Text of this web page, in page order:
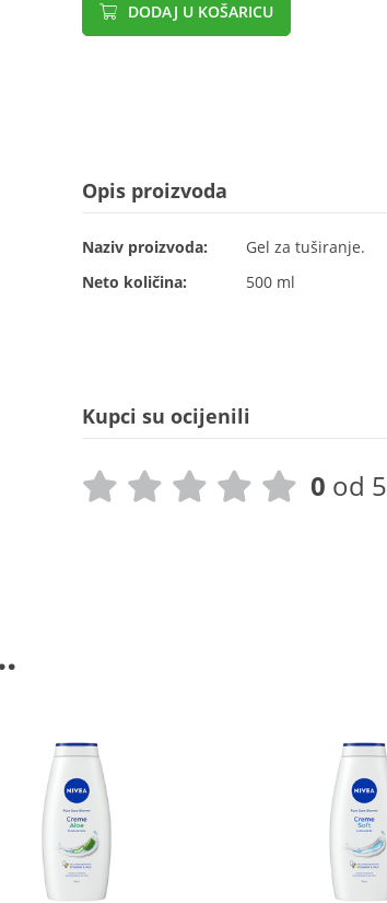
DODAJ U KOŠARICU
Opis proizvoda
Naziv proizvoda:
Gel za tuširanje.
Neto količina:
500 ml
Kupci su ocijenili
0 od 5